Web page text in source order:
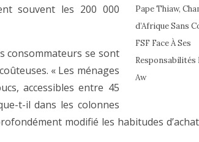
Pape Thiaw,
d’Afrique Sans
FSF Face À Ses
Responsabilités
Aw
souvent les 200 000
consommateurs se sont
« Les ménages
accessibles entre 45
t-il dans les colonnes
modifié les habitudes